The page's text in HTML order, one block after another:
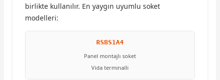
birlikte kullanılır. En yaygın uyumlu soket
modelleri:
RSBS1A4
Panel montajlı soket
Vida terminalli